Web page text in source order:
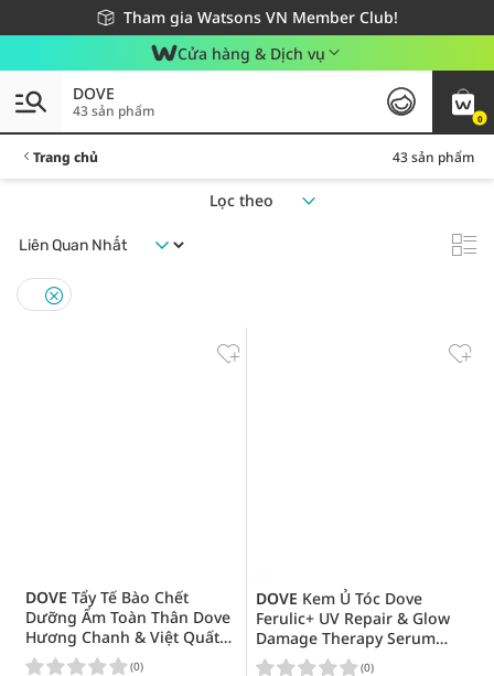
Tham gia Watsons VN Member Club!
Miễn phí giao hàng cho đơn hàng từ 249,000Đ
Giao hàng nhanh 24h - Áp dụng khu vực TP. Hồ Chí Minh
Cửa hàng & Dịch vụ
0
DOVE
43 sản phẩm
Trang chủ 43 sản phẩm
Lọc theo
DOVE Tẩy Tế Bào Chết
Dưỡng Ẩm Toàn Thân Dove
Hương Chanh & Việt Quất
280g
(0)
DOVE Kem Ủ Tóc Dove
Ferulic+ UV Repair & Glow
Damage Therapy Serum
Treatment Mask 300ml
(0)